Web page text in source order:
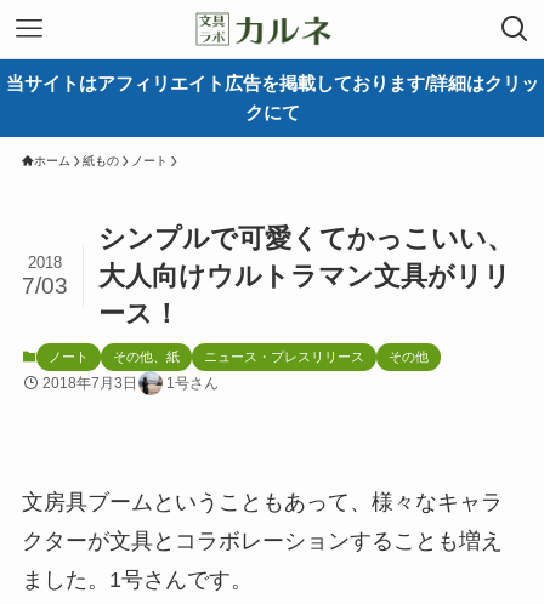
当サイトはアフィリエイト広告を掲載しております/詳細はクリッ
クにて
ホーム 紙もの ノート
シンプルで可愛くてかっこいい、
大人向けウルトラマン文具がリリ
ース！
2018
7/03
ノート その他、紙 ニュース・プレスリリース その他
2018年7月3日 1号さん
文房具ブームということもあって、様々なキャラ
クターが文具とコラボレーションすることも増え
ました。1号さんです。